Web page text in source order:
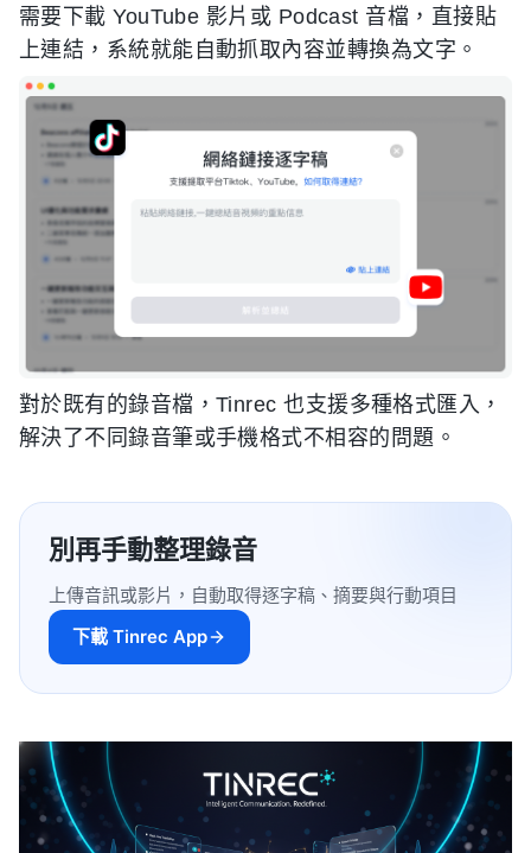
需要下載 YouTube 影片或 Podcast 音檔，直接貼
上連結，系統就能自動抓取內容並轉換為文字。
對於既有的錄音檔，Tinrec 也支援多種格式匯入，
解決了不同錄音筆或手機格式不相容的問題。
別再手動整理錄音
上傳音訊或影片，自動取得逐字稿、摘要與行動項目
下載 Tinrec App